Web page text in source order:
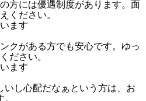
方には優遇制度があります。面
ください。
ます
クがある方でも安心です。ゆっ
ださい。
ます
いし心配だなぁという方は、お